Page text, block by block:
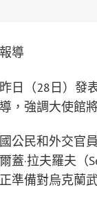
導
日（28日）發
，強調大使館
公民和外交官
蓋·拉夫羅夫（
準備對烏克蘭